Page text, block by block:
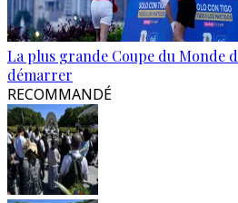
La plus grande Coupe du Monde
démarrer
RECOMMANDÉ